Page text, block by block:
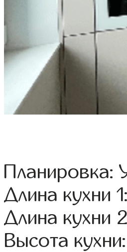
Планировка:
Длина кухни
Длина кухни
Высота